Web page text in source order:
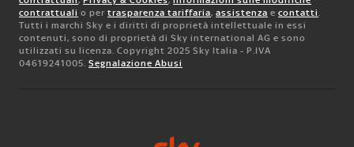
contrattuali o per trasparenza tariffaria, assistenza e contatti.
Tutti i marchi Sky e i diritti di proprietà intellettuale in essi
contenuti, sono di proprietà di Sky international AG e sono
utilizzati su licenza. Copyright 2025 Sky Italia - P.IVA
04619241005. Segnalazione Abusi